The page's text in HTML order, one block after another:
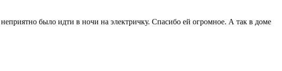
было идти в ночи на электричку. Спасибо ей огромное. А так в доме